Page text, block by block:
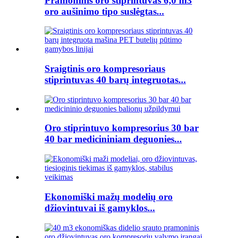
oro aušinimo tipo suslėgtas...
Sraigtinis oro kompresoriaus
stiprintuvas 40 barų integruotas...
Oro stiprintuvo kompresorius 30 bar
40 bar medicininiam deguonies...
Ekonomiški mažų modelių oro
džiovintuvai iš gamyklos...